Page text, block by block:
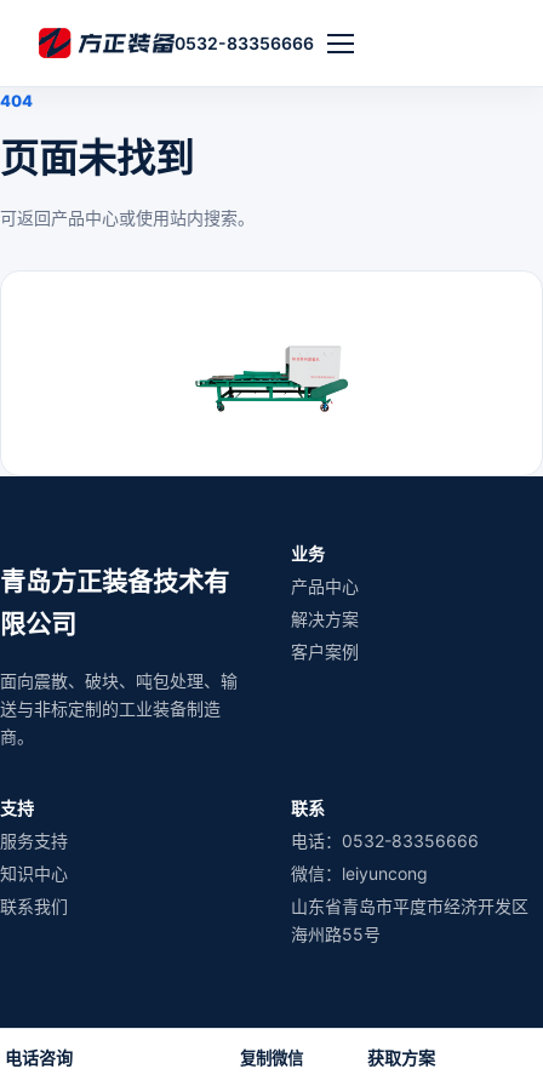
0532-83356666
404
页面未找到
可返回产品中心或使用站内搜索。
青岛方正装备技术有
限公司
面向震散、破块、吨包处理、输
送与非标定制的工业装备制造
商。
业务
产品中心
解决方案
客户案例
支持
服务支持
知识中心
联系我们
联系
电话：0532-83356666
微信：leiyuncong
山东省青岛市平度市经济开发区
海州路55号
电话咨询 复制微信 获取方案